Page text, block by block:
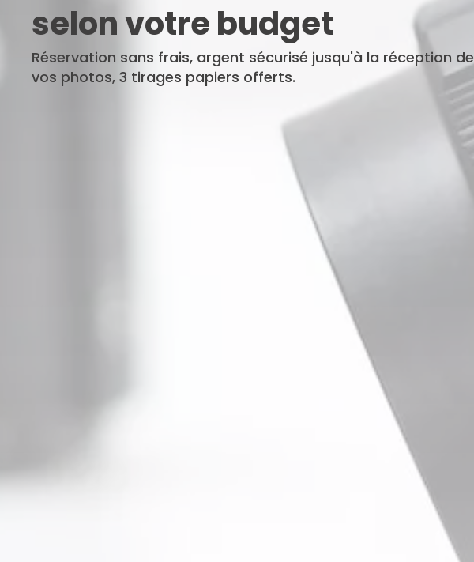
selon votre budget
Réservation sans frais, argent sécurisé jusqu'à la réception de
vos photos, 3 tirages papiers offerts.